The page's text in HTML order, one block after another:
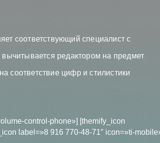
соответствующий специалист с
редактором на предмет
соответствие цифр и стилистики
control-phone»] [themify_icon
label=»8 916 770-48-71″ icon=»ti-